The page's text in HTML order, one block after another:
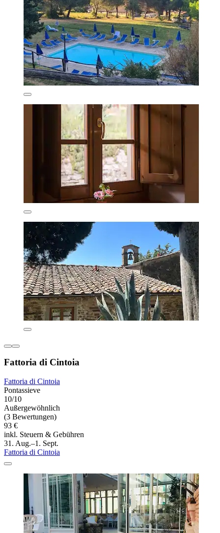
Fattoria di Cintoia
Fattoria di Cintoia
Pontassieve
10/10
Außergewöhnlich
(3 Bewertungen)
93 €
inkl. Steuern & Gebühren
31. Aug.–1. Sept.
Fattoria di Cintoia